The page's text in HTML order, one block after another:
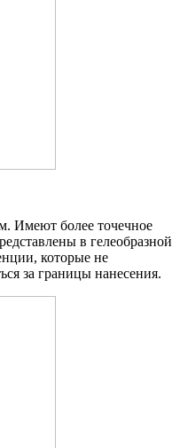
Имеют более точечное
в гелеобразной
которые не
за границы нанесения.